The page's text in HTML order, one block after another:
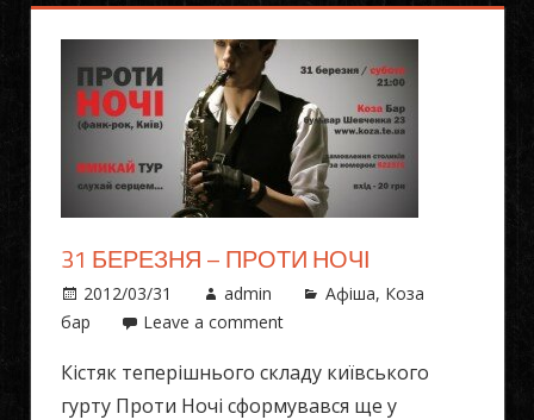
31 БЕРЕЗНЯ – ПРОТИ НОЧІ
2012/03/31 admin Афіша, Коза
бар
Leave a comment
Кістяк теперішнього складу київського
гурту Проти Ночі сформувався ще у